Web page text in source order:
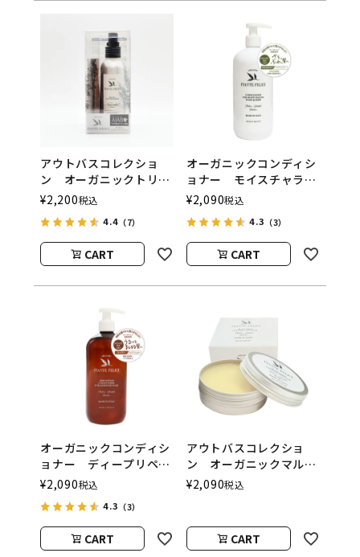
アウトバスコレクショ
ン オーガニックトリー
トメント＆トライアル限
定キット PIANTE
FELICI（ピアンテフェリ
ーチ）
¥2,200税込
4.4 （7）
CART
オーガニックコンディシ
ョナー モイスチャライ
ジング スカルプ＆ヘ
ア PIANTE FELICI（ピ
アンテフェリーチ）
¥2,090税込
4.3 （3）
CART
オーガニックコンディシ
ョナー ディープリペア
ー PIANTE FELICI（ピ
アンテフェリーチ）
¥2,090税込
4.3 （3）
CART
アウトバスコレクショ
ン オーガニックマルチ
バーム PIANTE
FELICI（ピアンテフェリ
¥2,090税込
CART